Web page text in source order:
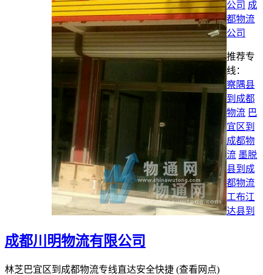
成都川明物流有限公司
林芝巴宜区到成都物流专线直达安全快捷 (查看网点)
公司 成
都物流
公司
推荐专
线：
察隅县
到成都
物流 巴
宜区到
成都物
流 墨脱
县到成
都物流
工布江
达县到